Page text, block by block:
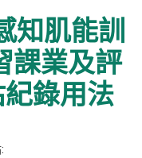
知肌能訓
課業及評
錄用法